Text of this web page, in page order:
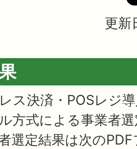
更新
ス決済・POSレジ
方式による事業者
選定結果は次の